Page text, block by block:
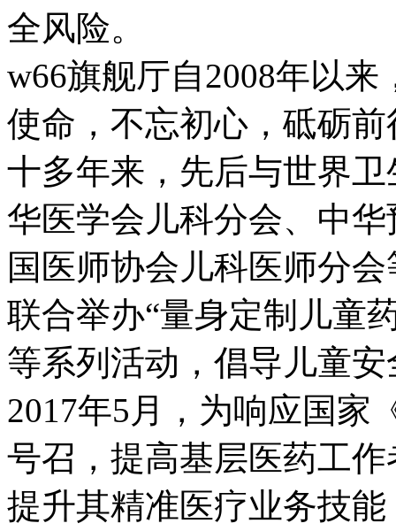
全风险。
w66旗舰厅自2008年以来
使命，不忘初心，砥砺
十多年来，先后与世界
华医学会儿科分会、中
国医师协会儿科医师分
联合举办“量身定制儿童
等系列活动，倡导儿童
2017年5月，为响应国
号召，提高基层医药工
提升其精准医疗业务技能